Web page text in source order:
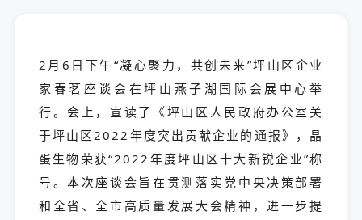
2月6日下午“凝心聚力，共创未来”坪山区企业
家春茗座谈会在坪山燕子湖国际会展中心举
行。会上，宣读了《坪山区人民政府办公室关
于坪山区2022年度突出贡献企业的通报》，晶
蛋生物荣获“2022年度坪山区十大新锐企业”称
号。本次座谈会旨在贯测落实党中央决策部署
和全省、全市高质量发展大会精神，进一步提